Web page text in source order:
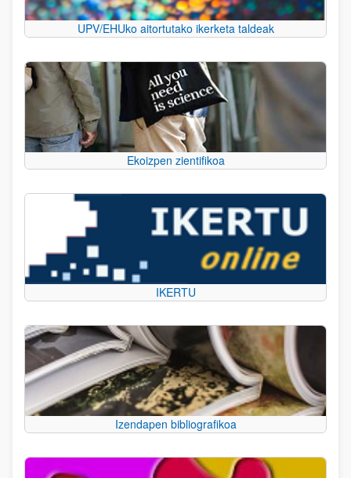
UPV/EHUko aitortutako ikerketa taldeak
Ekoizpen zientifikoa
IKERTU
Izendapen bibliografikoa